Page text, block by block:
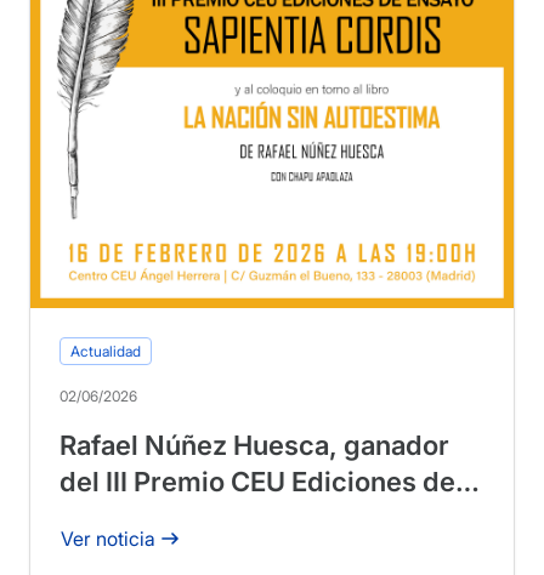
Actualidad
02/06/2026
Rafael Núñez Huesca, ganador
del III Premio CEU Ediciones de
nación sin autoestima
Ver noticia